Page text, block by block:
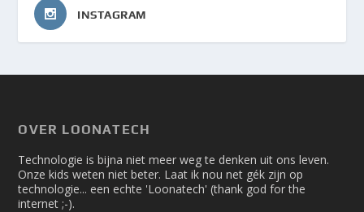
INSTAGRAM
OVER LOONATECH
Technologie is bijna niet meer weg te denken uit ons leven.
Onze kids weten niet beter. Laat ik nou net gék zijn op
technologie... een echte 'Loonatech' (thank god for the
internet ;-).